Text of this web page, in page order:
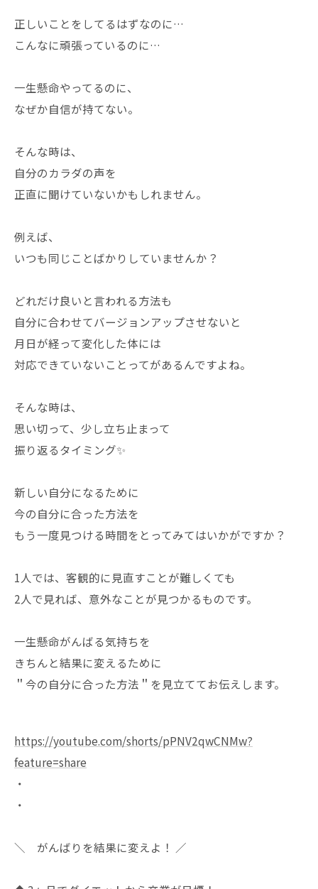
正しいことをしてるはずなのに…
こんなに頑張っているのに…
一生懸命やってるのに、
なぜか自信が持てない。
そんな時は、
自分のカラダの声を
正直に聞けていないかもしれません。
例えば、
いつも同じことばかりしていませんか？
どれだけ良いと言われる方法も
自分に合わせてバージョンアップさせないと
月日が経って変化した体には
対応できていないことってがあるんですよね。
そんな時は、
思い切って、少し立ち止まって
振り返るタイミング✨
新しい自分になるために
今の自分に合った方法を
もう一度見つける時間をとってみてはいかがですか？
1人では、客観的に見直すことが難しくても
2人で見れば、意外なことが見つかるものです。
一生懸命がんばる気持ちを
きちんと結果に変えるために
＂今の自分に合った方法＂を見立ててお伝えします。
https://youtube.com/shorts/pPNV2qwCNMw?
feature=share
・
・
＼ がんばりを結果に変えよ！ ／